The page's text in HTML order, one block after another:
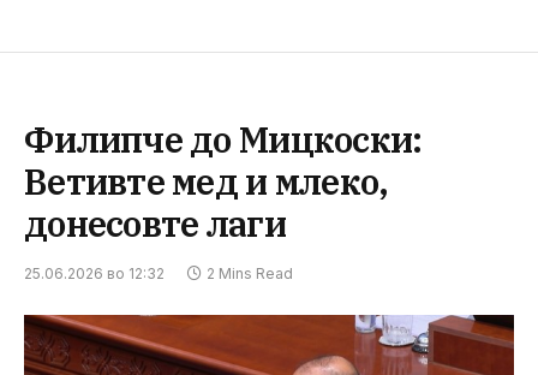
Филипче до Мицкоски:
Ветивте мед и млеко,
донесовте лаги
25.06.2026 во 12:32 2 Mins Read